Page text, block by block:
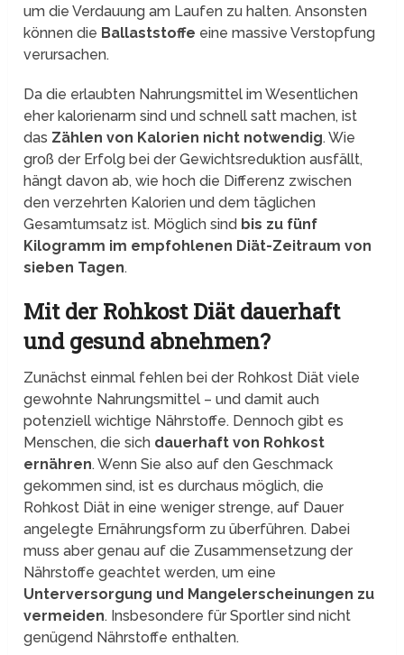
um die Verdauung am Laufen zu halten. Ansonsten
können die Ballaststoffe eine massive Verstopfung
verursachen.
Da die erlaubten Nahrungsmittel im Wesentlichen
eher kalorienarm sind und schnell satt machen, ist
das Zählen von Kalorien nicht notwendig. Wie
groß der Erfolg bei der Gewichtsreduktion ausfällt,
hängt davon ab, wie hoch die Differenz zwischen
den verzehrten Kalorien und dem täglichen
Gesamtumsatz ist. Möglich sind bis zu fünf
Kilogramm im empfohlenen Diät-Zeitraum von
sieben Tagen.
Mit der Rohkost Diät dauerhaft
und gesund abnehmen?
Zunächst einmal fehlen bei der Rohkost Diät viele
gewohnte Nahrungsmittel – und damit auch
potenziell wichtige Nährstoffe. Dennoch gibt es
Menschen, die sich dauerhaft von Rohkost
ernähren. Wenn Sie also auf den Geschmack
gekommen sind, ist es durchaus möglich, die
Rohkost Diät in eine weniger strenge, auf Dauer
angelegte Ernährungsform zu überführen. Dabei
muss aber genau auf die Zusammensetzung der
Nährstoffe geachtet werden, um eine
Unterversorgung und Mangelerscheinungen zu
vermeiden. Insbesondere für Sportler sind nicht
genügend Nährstoffe enthalten.